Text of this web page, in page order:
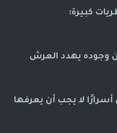
وجوده يهدد العرش
لا يجب أن يعرفها